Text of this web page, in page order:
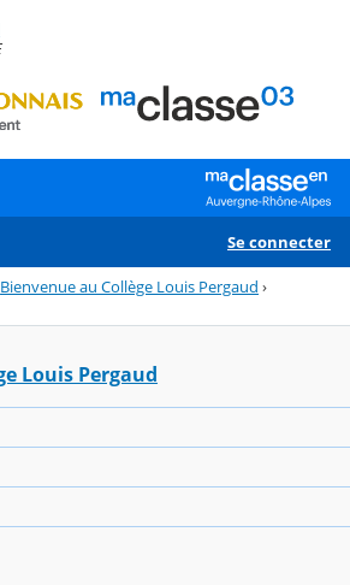
Se connecter
Bienvenue au Collège Louis Pergaud ›
Louis Pergaud